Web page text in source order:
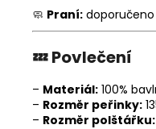
🧼 Praní: doporučeno
💤Povlečení
– Materiál: 100%
– Rozměr peřinky:
– Rozměr polštářku: